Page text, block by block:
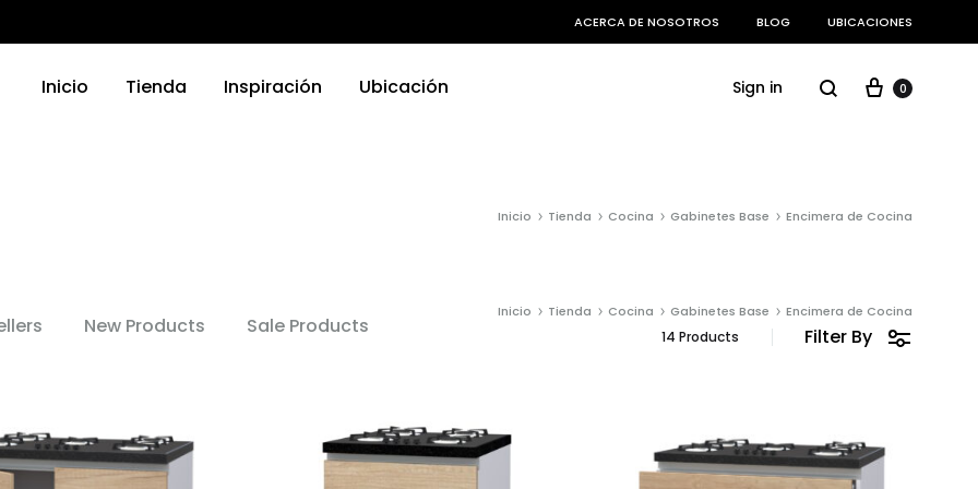
ACERCA DE NOSOTROS BLOG UBICACIONES
Inicio Tienda
Compactos
Inspiración Ubicación Sign in Search Cart
0
Inicio Tienda Cocina Gabinetes Base Encimera de Cocina
Inicio Tienda Cocina Gabinetes Base Encimera de Cocina
New Products Sale Products Filter By
14 Products